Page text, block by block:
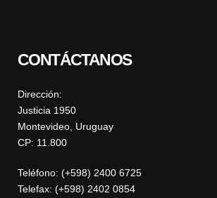
CONTÁCTANOS
Dirección:
Justicia 1950
Montevideo, Uruguay
CP: 11.800
Teléfono: (+598) 2400 6725
Telefax: (+598) 2402 0854